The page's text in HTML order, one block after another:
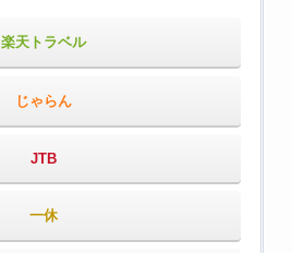
楽天トラベル
じゃらん
JTB
一休